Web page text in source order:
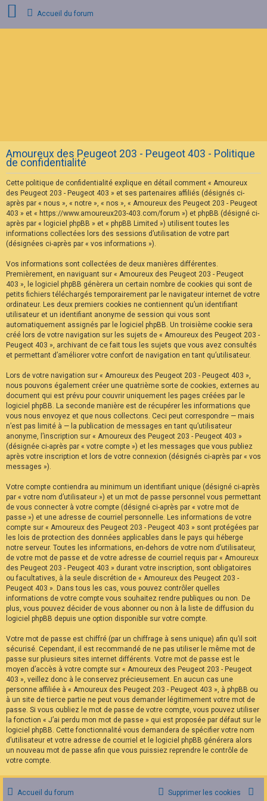
I
n
s
c
r
i
p
t
i
o
n
F
A
Q
Accueil du forum
Amoureux des Peugeot 203 - Peugeot 403 - Politique
de confidentialité
Cette politique de confidentialité explique en détail comment « Amoureux
des Peugeot 203 - Peugeot 403 » et ses partenaires affiliés (désignés ci-
après par « nous », « notre », « nos », « Amoureux des Peugeot 203 - Peugeot
403 » et « https://www.amoureux203-403.com/forum ») et phpBB (désigné ci-
après par « logiciel phpBB » et « phpBB Limited ») utilisent toutes les
informations collectées lors des sessions d’utilisation de votre part
(désignées ci-après par « vos informations »).
Vos informations sont collectées de deux manières différentes.
Premièrement, en naviguant sur « Amoureux des Peugeot 203 - Peugeot
403 », le logiciel phpBB génèrera un certain nombre de cookies qui sont de
petits fichiers téléchargés temporairement par le navigateur internet de votre
ordinateur. Les deux premiers cookies ne contiennent qu’un identifiant
utilisateur et un identifiant anonyme de session qui vous sont
automatiquement assignés par le logiciel phpBB. Un troisième cookie sera
créé lors de votre navigation sur les sujets de « Amoureux des Peugeot 203 -
Peugeot 403 », archivant de ce fait tous les sujets que vous avez consultés
et permettant d’améliorer votre confort de navigation en tant qu’utilisateur.
Lors de votre navigation sur « Amoureux des Peugeot 203 - Peugeot 403 »,
nous pouvons également créer une quatrième sorte de cookies, externes au
document qui est prévu pour couvrir uniquement les pages créées par le
logiciel phpBB. La seconde manière est de récupérer les informations que
vous nous envoyez et que nous collectons. Ceci peut correspondre — mais
n’est pas limité à — la publication de messages en tant qu’utilisateur
anonyme, l’inscription sur « Amoureux des Peugeot 203 - Peugeot 403 »
(désignée ci-après par « votre compte ») et les messages que vous publiez
après votre inscription et lors de votre connexion (désignés ci-après par « vos
messages »).
Votre compte contiendra au minimum un identifiant unique (désigné ci-après
par « votre nom d’utilisateur ») et un mot de passe personnel vous permettant
de vous connecter à votre compte (désigné ci-après par « votre mot de
passe ») et une adresse de courriel personnelle. Les informations de votre
compte sur « Amoureux des Peugeot 203 - Peugeot 403 » sont protégées par
les lois de protection des données applicables dans le pays qui héberge
notre serveur. Toutes les informations, en-dehors de votre nom d’utilisateur,
de votre mot de passe et de votre adresse de courriel requis par « Amoureux
des Peugeot 203 - Peugeot 403 » durant votre inscription, sont obligatoires
ou facultatives, à la seule discrétion de « Amoureux des Peugeot 203 -
Peugeot 403 ». Dans tous les cas, vous pouvez contrôler quelles
informations de votre compte vous souhaitez rendre publiques ou non. De
plus, vous pouvez décider de vous abonner ou non à la liste de diffusion du
logiciel phpBB depuis une option disponible sur votre compte.
Votre mot de passe est chiffré (par un chiffrage à sens unique) afin qu’il soit
sécurisé. Cependant, il est recommandé de ne pas utiliser le même mot de
passe sur plusieurs sites internet différents. Votre mot de passe est le
moyen d’accès à votre compte sur « Amoureux des Peugeot 203 - Peugeot
403 », veillez donc à le conservez précieusement. En aucun cas une
personne affiliée à « Amoureux des Peugeot 203 - Peugeot 403 », à phpBB ou
à un site de tierce partie ne peut vous demander légitimement votre mot de
passe. Si vous oubliez le mot de passe de votre compte, vous pouvez utiliser
la fonction « J’ai perdu mon mot de passe » qui est proposée par défaut sur le
logiciel phpBB. Cette fonctionnalité vous demandera de spécifier votre nom
d’utilisateur et votre adresse de courriel et le logiciel phpBB générera alors
un nouveau mot de passe afin que vous puissiez reprendre le contrôle de
votre compte.
Accueil du forum Supprimer les cookies